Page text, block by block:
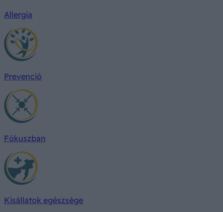
Allergia
Prevenció
Fókuszban
Kisállatok egészsége